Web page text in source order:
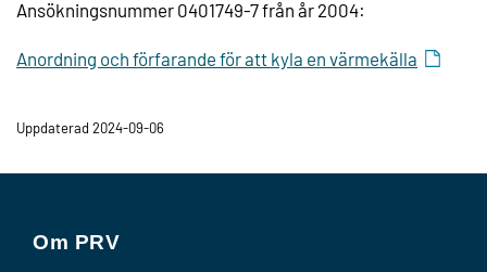
Ansökningsnummer 0401749-7 från år 2004:
Anordning och förfarande för att kyla en värmekälla
Uppdaterad 2024-09-06
Om PRV